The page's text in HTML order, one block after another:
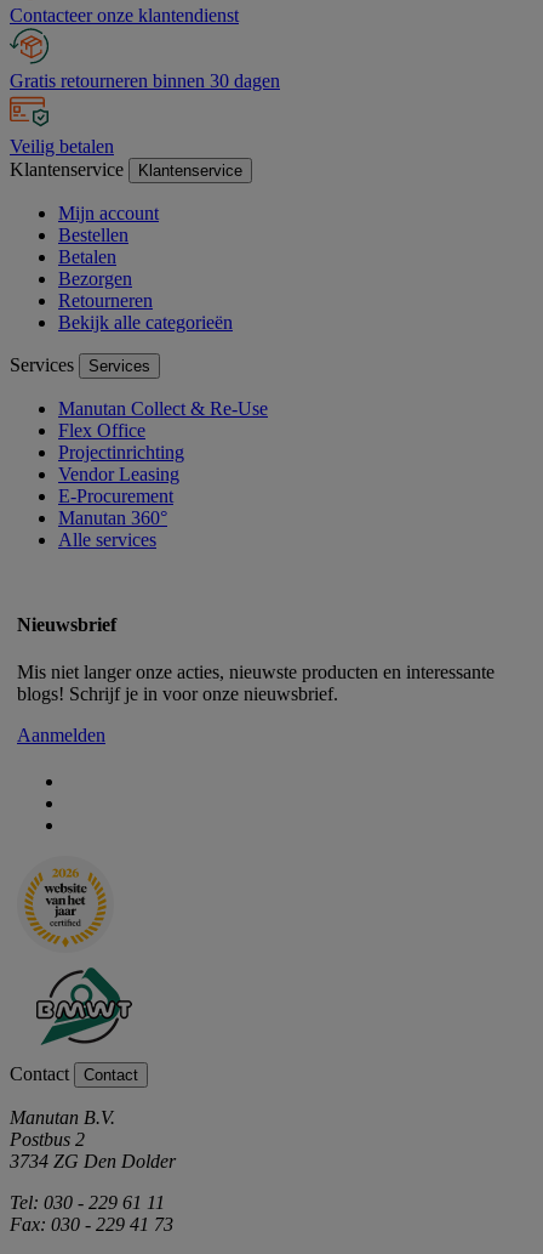
Contacteer onze klantendienst
Gratis retourneren binnen 30 dagen
Veilig betalen
Klantenservice
Klantenservice
Mijn account
Bestellen
Betalen
Bezorgen
Retourneren
Bekijk alle categorieën
Services Services
Manutan Collect & Re-Use
Flex Office
Projectinrichting
Vendor Leasing
E-Procurement
Manutan 360°
Alle services
Nieuwsbrief
Mis niet langer onze acties, nieuwste producten en interessante
blogs! Schrijf je in voor onze nieuwsbrief.
Aanmelden
Contact Contact
Manutan B.V.
Postbus 2
3734 ZG Den Dolder
Tel: 030 - 229 61 11
Fax: 030 - 229 41 73